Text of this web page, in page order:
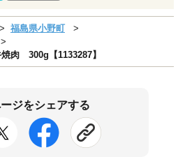
福島県小野町
肉 300g【1133287】
ジをシェアする